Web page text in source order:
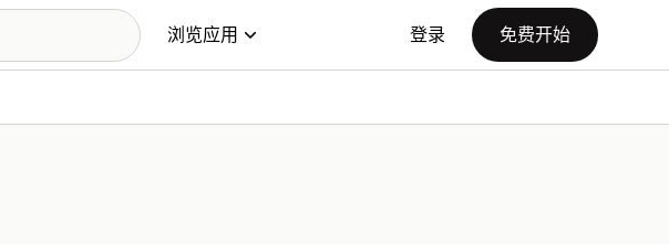
浏览应用 登录 免费开始